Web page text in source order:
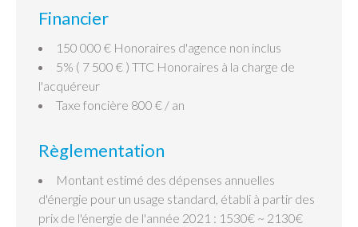
Financier
150 000 € Honoraires d'agence non inclus
5% ( 7 500 € ) TTC Honoraires à la charge de
l'acquéreur
Taxe foncière 800 € / an
Règlementation
Montant estimé des dépenses annuelles
d'énergie pour un usage standard, établi à partir des
prix de l'énergie de l'année 2021 : 1530€ ~ 2130€